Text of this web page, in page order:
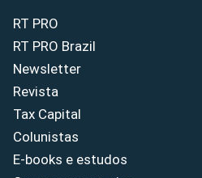
RT PRO
RT PRO Brazil
Newsletter
Revista
Tax Capital
Colunistas
E-books e estudos